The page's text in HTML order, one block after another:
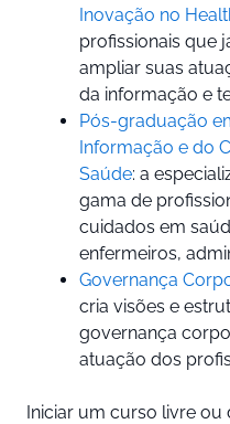
Inovação no
profissionais que
ampliar suas
da informação e
Pós-graduação
Informação e do
Saúde: a
gama de
cuidados em
enfermeiros,
Governança
cria visões e
governança
atuação dos
Iniciar um curso livre